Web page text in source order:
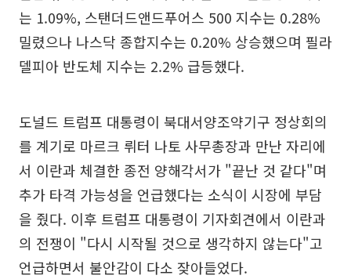
는 1.09%, 스탠더드앤드푸어스 500 지수는 0.28%
밀렸으나 나스닥 종합지수는 0.20% 상승했으며 필라
델피아 반도체 지수는 2.2% 급등했다.
도널드 트럼프 대통령이 북대서양조약기구 정상회의
를 계기로 마르크 뤼터 나토 사무총장과 만난 자리에
서 이란과 체결한 종전 양해각서가 "끝난 것 같다"며
추가 타격 가능성을 언급했다는 소식이 시장에 부담
을 줬다. 이후 트럼프 대통령이 기자회견에서 이란과
의 전쟁이 "다시 시작될 것으로 생각하지 않는다"고
언급하면서 불안감이 다소 잦아들었다.